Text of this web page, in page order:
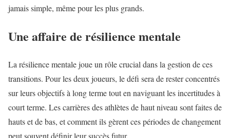
jamais simple, même pour les plus grands.
Une affaire de résilience mentale
La résilience mentale joue un rôle crucial dans la gestion de ces
transitions. Pour les deux joueurs, le défi sera de rester concentrés
sur leurs objectifs à long terme tout en naviguant les incertitudes à
court terme. Les carrières des athlètes de haut niveau sont faites de
hauts et de bas, et comment ils gèrent ces périodes de changement
peut souvent définir leur succès futur.